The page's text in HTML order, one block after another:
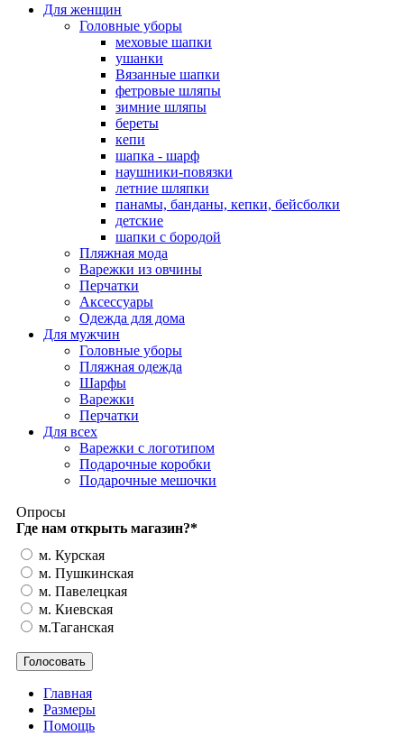
Для женщин
Головные уборы
меховые шапки
ушанки
Вязанные шапки
фетровые шляпы
зимние шляпы
береты
кепи
шапка - шарф
наушники-повязки
летние шляпки
панамы, банданы, кепки, бейсболки
детские
шапки с бородой
Пляжная мода
Варежки из овчины
Перчатки
Аксессуары
Одежда для дома
Для мужчин
Головные уборы
Пляжная одежда
Шарфы
Варежки
Перчатки
Для всех
Варежки с логотипом
Подарочные коробки
Подарочные мешочки
Опросы
Где нам открыть магазин?*
м. Курская
м. Пушкинская
м. Павелецкая
м. Киевская
м.Таганская
Главная
Размеры
Помощь